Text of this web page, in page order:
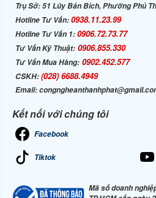
Trụ Sở:51 Lũy Bán Bích, Phường Phú
Hotline Tư Vấn:0938.11.23.99
Hotline Tư Vấn 1:0906.72.73.77
Tư Vấn Kỹ Thuật: 0906.855.330
Tư Vấn Mua Hàng: 0902.452.577
CSKH:(028) 6688.4949
Email:
Kết nối với chúng tôi
Facebook
Tiktok
Mã số doanh